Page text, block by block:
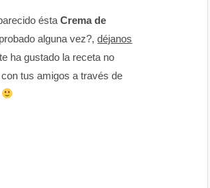
éstaCrema de
alguna vez?,déjanos
ha gustado la receta no
tus amigos a través de